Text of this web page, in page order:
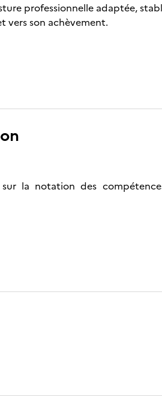
professionnelle adaptée,
vers son achèvement.
la notation des